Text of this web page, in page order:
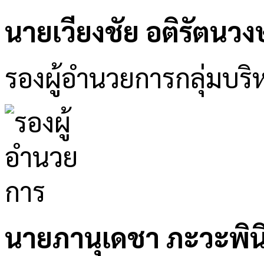
นายเวียงชัย อติรัตนว
รองผู้อำนวยการกลุ่มบริ
นายภานุเดชา ภะวะพิ